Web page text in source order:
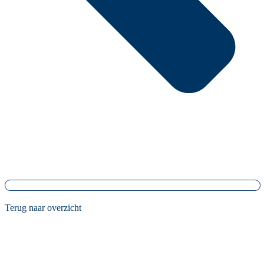
Terug naar overzicht